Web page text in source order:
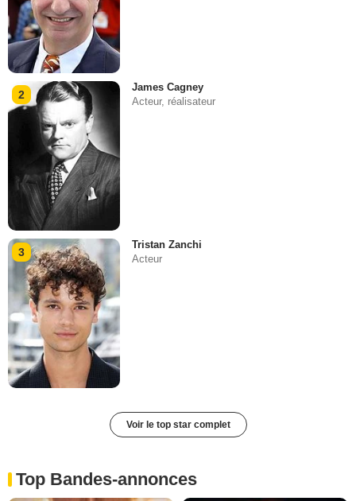
2
James Cagney
Acteur, réalisateur
3
Tristan Zanchi
Acteur
Voir le top star complet
Top Bandes-annonces